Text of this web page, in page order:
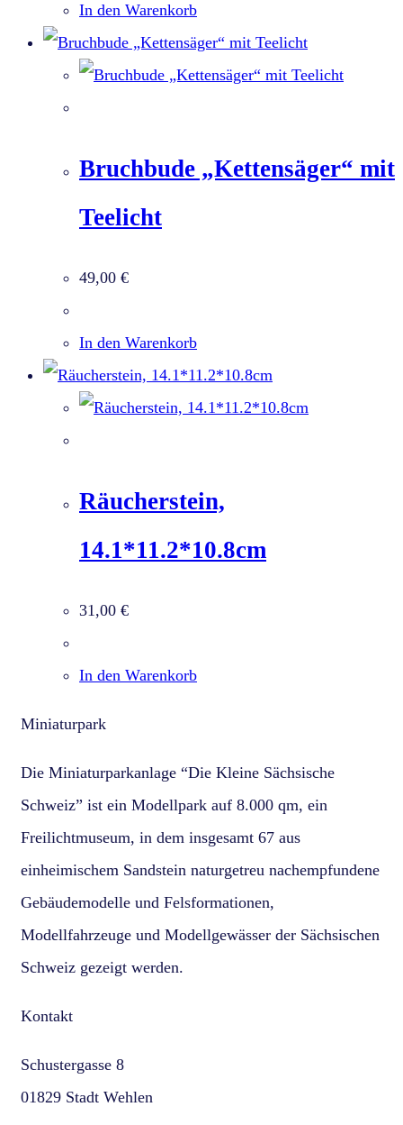
In den Warenkorb
Bruchbude „Kettensäger“ mit
Teelicht
49,00 €
In den Warenkorb
Räucherstein,
14.1*11.2*10.8cm
31,00 €
In den Warenkorb
Miniaturpark
Die Miniaturparkanlage “Die Kleine Sächsische
Schweiz” ist ein Modellpark auf 8.000 qm, ein
Freilichtmuseum, in dem insgesamt 67 aus
einheimischem Sandstein naturgetreu nachempfundene
Gebäudemodelle und Felsformationen,
Modellfahrzeuge und Modellgewässer der Sächsischen
Schweiz gezeigt werden.
Kontakt
Schustergasse 8
01829 Stadt Wehlen